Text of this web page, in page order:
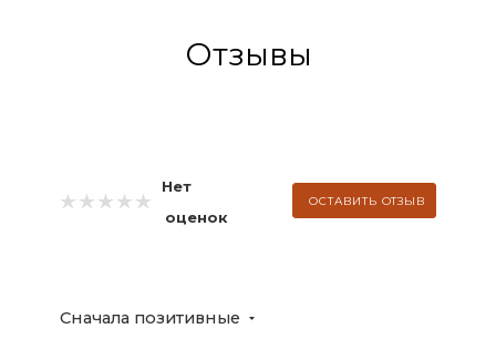
Отзывы
Нет
оценок
ОСТАВИТЬ ОТЗЫВ
Сначала позитивные